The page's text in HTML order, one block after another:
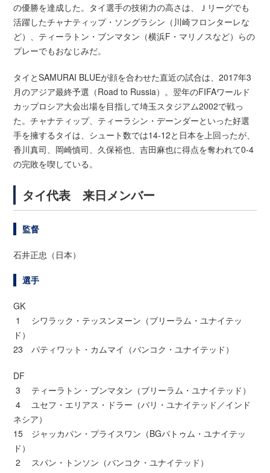
の優勝を達成した。タイ選手の技術力の高さは、Ｊリーグでも
活躍したチャナティップ・ソングラシン（川崎フロンターレな
ど）、ティーラトン・ブンマタン（横浜F・マリノスなど）らの
プレーでもおなじみだ。
タイとSAMURAI BLUEが顔を合わせた直近の試合は、2017年3
月のアジア最終予選（Road to Russia）。翌年のFIFAワールド
カップロシア大会出場を目指して埼玉スタジアム2002で戦っ
た。チャナティップ、ティーラシン・デーンダーといった好選
手を擁するタイは、シュート数では14-12と日本を上回ったが、
香川真司、岡崎慎司、久保裕也、吉田麻也に得点を奪われて0-4
の完敗を喫している。
タイ代表 来日メンバー
監督
石井正忠（日本）
選手
GK
1 シワラック・テッスンヌーン（ブリーラム・ユナイテッ
ド）
23 パティワット・カムマイ（バンコク・ユナイテッド）
DF
3 ティーラトン・ブンマタン（ブリーラム・ユナイテッド）
4 ユセフ・エリアス・ドラー（バリ・ユナイテッド／インド
ネシア）
15 ジャッカパン・プライスワン（BGパトゥム・ユナイテッ
ド）
2 スパン・トンソン（バンコク・ユナイテッド）